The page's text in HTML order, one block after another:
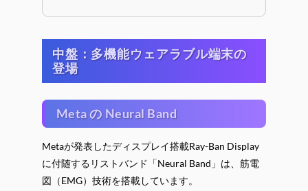
中盤：多機能ウェアラブル端末の
登場
Meta の Neural Band
Metaが発表したディスプレイ搭載Ray-Ban Display
に付随するリストバンド「Neural Band」は、筋電
図（EMG）技術を搭載しています。